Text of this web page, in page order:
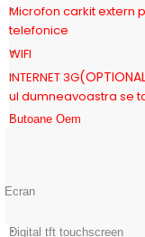
Microfon carkit extern
telefonice
WIFI
INTERNET 3G
ul dumneavoastra se
Butoane Oem
Ecran
Digital tft touchscreen